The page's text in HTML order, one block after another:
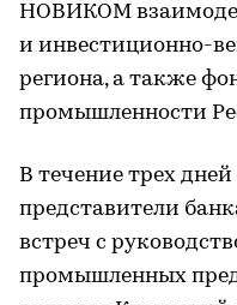
НОВИКОМ
и инвестиционно-
региона, а также
промышленности
В течение трех
представители
встреч с
промышленных